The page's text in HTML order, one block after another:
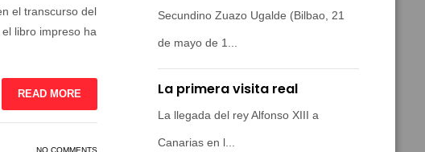
el transcurso del
libro impreso ha
READ MORE
NO COMMENTS
Secundino Zuazo Ugalde (Bilbao, 21
de mayo de 1...
La primera visita real
La llegada del rey Alfonso XIII a
Canarias en l...